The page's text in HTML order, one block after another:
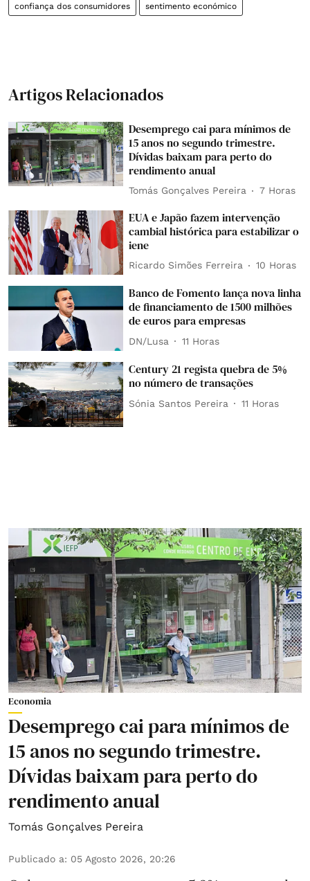
confiança dos consumidores sentimento económico
Artigos Relacionados
Desemprego cai para mínimos de
15 anos no segundo trimestre.
Dívidas baixam para perto do
rendimento anual
Tomás Gonçalves Pereira 7 Horas
EUA e Japão fazem intervenção
cambial histórica para estabilizar o
iene
Ricardo Simões Ferreira 10 Horas
Banco de Fomento lança nova linha
de financiamento de 1500 milhões
de euros para empresas
DN/Lusa 11 Horas
Century 21 regista quebra de 5%
no número de transações
Sónia Santos Pereira 11 Horas
Economia
Desemprego cai para mínimos de
15 anos no segundo trimestre.
Dívidas baixam para perto do
rendimento anual
Tomás Gonçalves Pereira
Publicado a: 05 Agosto 2026, 20:26